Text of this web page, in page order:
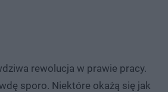
rewolucja w prawie pracy.
sporo. Niektóre okażą się jak